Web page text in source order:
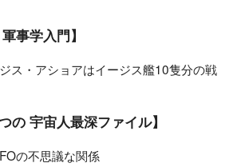
事学入門】
ス・アショアはイージス艦10隻分の戦
の 宇宙人最深ファイル】
の不思議な関係